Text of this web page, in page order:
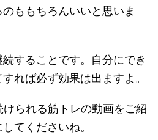
ももちろんいいと思いま
することです。自分にでき
れば必ず効果は出ますよ。
られる筋トレの動画をご紹
てくださいね。